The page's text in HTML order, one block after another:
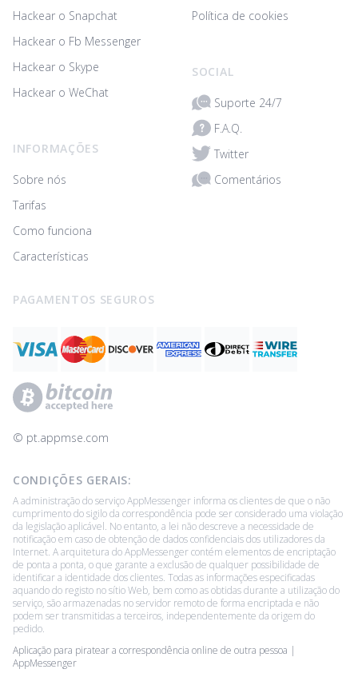
Hackear o Snapchat
Hackear o Fb Messenger
Hackear o Skype
Hackear o WeChat
INFORMAÇÕES
Sobre nós
Tarifas
Como funciona
Características
Política de cookies
SOCIAL
Suporte 24/7
F.A.Q.
Twitter
Comentários
PAGAMENTOS SEGUROS
© ‌pt.appmse.com
CONDIÇÕES GERAIS:
A administração do serviço AppMessenger informa os clientes de que o não
cumprimento do sigilo da correspondência pode ser considerado uma violação
da legislação aplicável. No entanto, a lei não descreve a necessidade de
notificação em caso de obtenção de dados confidenciais dos utilizadores da
Internet. A arquitetura do AppMessenger contém elementos de encriptação
de ponta a ponta, o que garante a exclusão de qualquer possibilidade de
identificar a identidade dos clientes. Todas as informações especificadas
aquando do registo no sítio Web, bem como as obtidas durante a utilização do
serviço, são armazenadas no servidor remoto de forma encriptada e não
podem ser transmitidas a terceiros, independentemente da origem do
pedido.
Aplicação para piratear a correspondência online de outra pessoa |
AppMessenger